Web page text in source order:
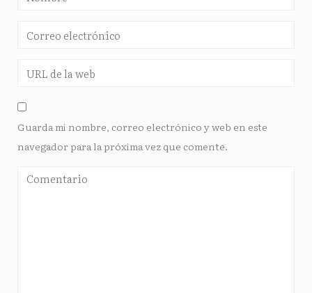
Guarda mi nombre, correo electrónico y web en este
navegador para la próxima vez que comente.